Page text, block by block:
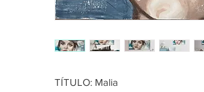
TÍTULO: Malia